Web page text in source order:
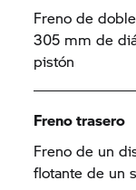
Freno de
305 mm de
pistón
Freno trasero
Freno de un
flotante de un